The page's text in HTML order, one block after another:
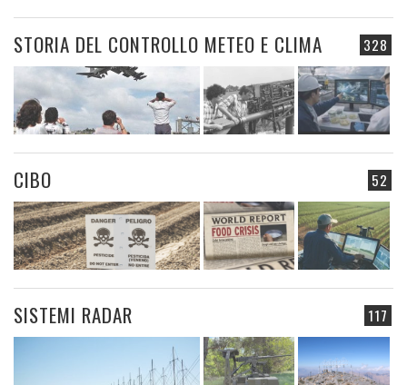
328
STORIA DEL CONTROLLO METEO E CLIMA
52
CIBO
117
SISTEMI RADAR